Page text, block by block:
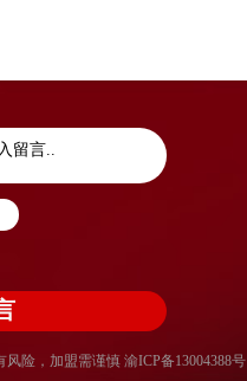
风险，加盟需谨慎 渝ICP备13004388号